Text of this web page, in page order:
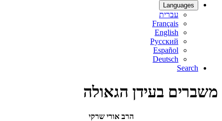
Languages
עברית
Français
English
Русский
Español
Deutsch
Search
משברים בעידן הגאולה
הרב אורי שרקי